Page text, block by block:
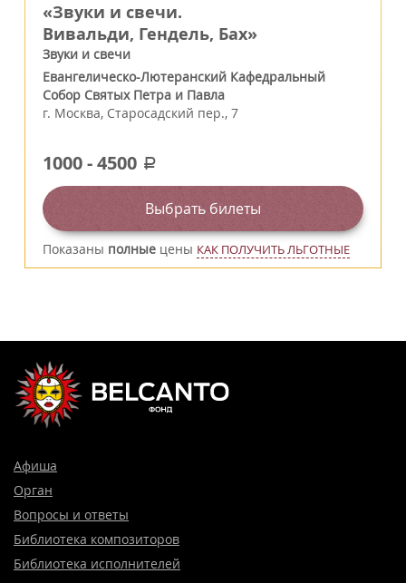
«Звуки и свечи.
Вивальди, Гендель, Бах»
Звуки и свечи
Евангелическо-Лютеранский Кафедральный
Собор Святых Петра и Павла
г. Москва, Старосадский пер., 7
1000-4500 a
Выбрать билеты
Показаны полные цены КАК ПОЛУЧИТЬ ЛЬГОТНЫЕ
Афиша
Орган
Вопросы и ответы
Библиотека композиторов
Библиотека исполнителей